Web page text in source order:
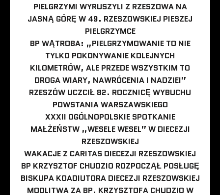
PIELGRZYMI WYRUSZYLI Z RZESZOWA NA
JASNĄ GÓRĘ W 49. RZESZOWSKIEJ PIESZEJ
PIELGRZYMCE
BP WĄTROBA: „PIELGRZYMOWANIE TO NIE
TYLKO POKONYWANIE KOLEJNYCH
KILOMETRÓW, ALE PRZEDE WSZYSTKIM TO
DROGA WIARY, NAWRÓCENIA I NADZIEI”
RZESZÓW UCZCIŁ 82. ROCZNICĘ WYBUCHU
POWSTANIA WARSZAWSKIEGO
XXXII OGÓLNOPOLSKIE SPOTKANIE
MAŁŻEŃSTW „WESELE WESEL” W DIECEZJI
RZESZOWSKIEJ
WAKACJE Z CARITAS DIECEZJI RZESZOWSKIEJ
BP KRZYSZTOF CHUDZIO ROZPOCZĄŁ POSŁUGĘ
BISKUPA KOADIUTORA DIECEZJI RZESZOWSKIEJ
MODLITWA ZA BP. KRZYSZTOFA CHUDZIO W